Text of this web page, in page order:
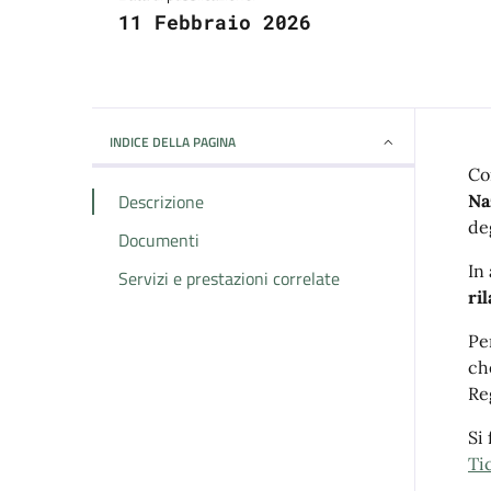
11 Febbraio 2026
INDICE DELLA PAGINA
Descrizione
Documenti
Servizi e prestazioni correlate
In
Si